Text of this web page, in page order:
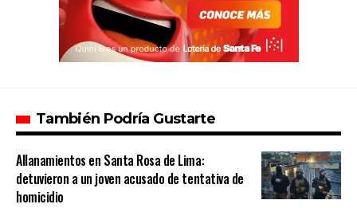
También Podría Gustarte
Allanamientos en Santa Rosa de Lima:
detuvieron a un joven acusado de tentativa de
homicidio